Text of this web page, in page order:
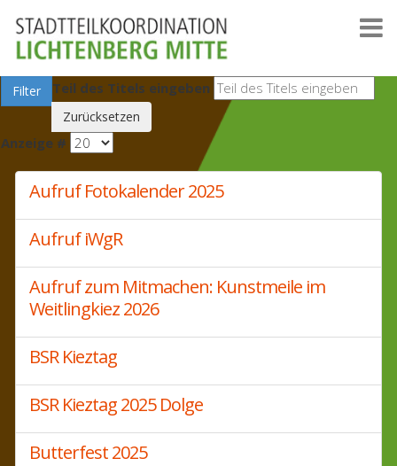
Teil des Titels eingeben
Filter
Zurücksetzen
Anzeige #
Aufruf Fotokalender 2025
Aufruf iWgR
Aufruf zum Mitmachen: Kunstmeile im
Weitlingkiez 2026
BSR Kieztag
BSR Kieztag 2025 Dolge
Butterfest 2025